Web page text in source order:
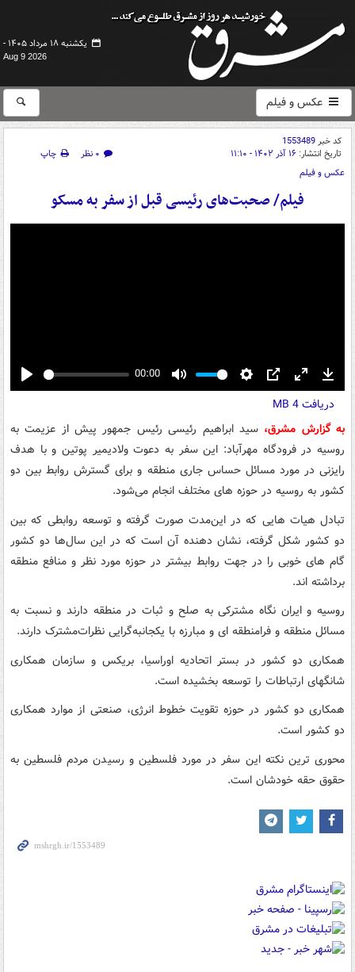
یکشنبه ۱۸ مرداد ۱۴۰۵ -
Aug 9 2026
عکس و فیلم
کد خبر1553489
تاریخ انتشار: ۱۶ آذر ۱۴۰۲ - ۱۱:۱۰ ۰ نظر
چاپ
عکس و فیلم
فیلم/ صحبت‌های رئیسی قبل از سفر به مسکو
Play
00:00
Mute Settings
PIP Enter
fullscreen
دریافت4 MB
به گزارش مشرق، سید ابراهیم رئیسی رئیس جمهور پیش از عزیمت به
روسیه در فرودگاه مهرآباد:‌ این سفر به دعوت ولادیمیر پوتین و با هدف
رایزنی در مورد مسائل حساس جاری منطقه و برای گسترش روابط بین دو
کشور به روسیه در حوزه های مختلف انجام می‌شود.
تبادل هیات هایی که در این‌مدت صورت گرفته و توسعه روابطی که بین
دو کشور شکل گرفته، نشان دهنده آن است که در این سال‌ها دو کشور
گام های خوبی را در جهت روابط بیشتر در حوزه مورد نظر و منافع منطقه
برداشته اند.
روسیه و ایران نگاه مشترکی به صلح و ثبات در منطقه دارند و نسبت به
مسائل منطقه و فرامنطقه ای و مبارزه با یکجانبه‌گرایی نظرات‌مشترک دارند.
همکاری دو کشور در بستر اتحادیه اوراسیا، بریکس و سازمان همکاری
شانگهای ارتباطات را توسعه بخشیده است.
همکاری دو کشور در حوزه تقویت خطوط انرژی، صنعتی از موارد همکاری
دو کشور است.
محوری ترین نکته این سفر در مورد فلسطین و رسیدن مردم فلسطین به
حقوق حقه خودشان است.